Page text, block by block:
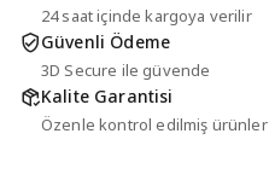
24 saat içinde kargoya verilir
Güvenli Ödeme
3D Secure ile güvende
Kalite Garantisi
Özenle kontrol edilmiş ürünler